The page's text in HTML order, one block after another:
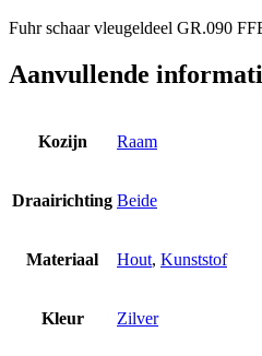
Fuhr schaar vleugeldeel GR.090
Aanvullende
Kozijn Raam
Draairichting Beide
Materiaal Hout, Kunststof
Kleur Zilver